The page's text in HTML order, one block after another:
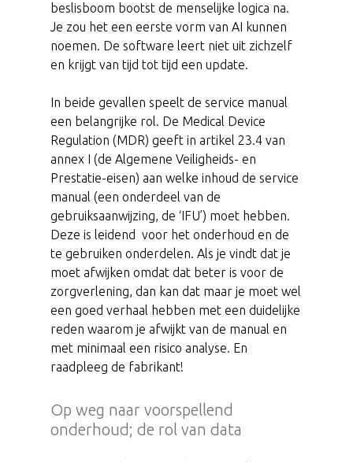
beslisboom bootst de menselijke logica na.
Je zou het een eerste vorm van AI kunnen
noemen. De software leert niet uit zichzelf
en krijgt van tijd tot tijd een update.
In beide gevallen speelt de service manual
een belangrijke rol. De Medical Device
Regulation (MDR) geeft in artikel 23.4 van
annex I (de Algemene Veiligheids- en
Prestatie-eisen) aan welke inhoud de service
manual (een onderdeel van de
gebruiksaanwijzing, de ‘IFU’) moet hebben.
Deze is leidend voor het onderhoud en de
te gebruiken onderdelen. Als je vindt dat je
moet afwijken omdat dat beter is voor de
zorgverlening, dan kan dat maar je moet wel
een goed verhaal hebben met een duidelijke
reden waarom je afwijkt van de manual en
met minimaal een risico analyse. En
raadpleeg de fabrikant!
Op weg naar voorspellend
onderhoud; de rol van data